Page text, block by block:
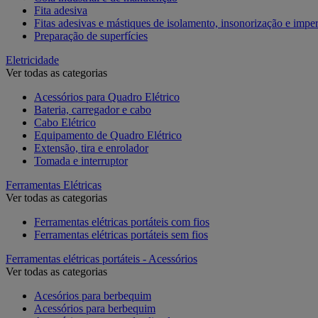
Fita adesiva
Fitas adesivas e mástiques de isolamento, insonorização e
Preparação de superfícies
Eletricidade
Ver todas as categorias
Acessórios para Quadro Elétrico
Bateria, carregador e cabo
Cabo Elétrico
Equipamento de Quadro Elétrico
Extensão, tira e enrolador
Tomada e interruptor
Ferramentas Elétricas
Ver todas as categorias
Ferramentas elétricas portáteis com fios
Ferramentas elétricas portáteis sem fios
Ferramentas elétricas portáteis - Acessórios
Ver todas as categorias
Acesórios para berbequim
Acessórios para berbequim